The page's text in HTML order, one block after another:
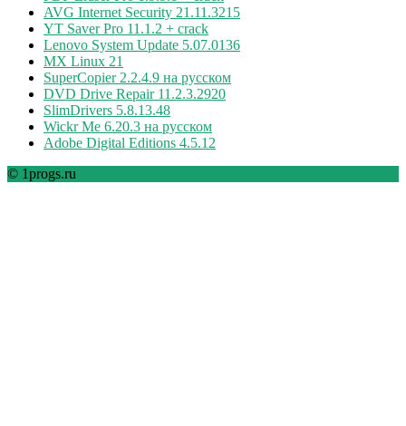
AVG Internet Security 21.11.3215
YT Saver Pro 11.1.2 + crack
Lenovo System Update 5.07.0136
MX Linux 21
SuperCopier 2.2.4.9 на русском
DVD Drive Repair 11.2.3.2920
SlimDrivers 5.8.13.48
Wickr Me 6.20.3 на русском
Adobe Digital Editions 4.5.12
© 1progs.ru